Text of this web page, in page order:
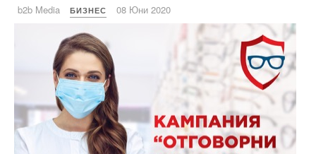
b2b Media БИЗНЕС 08 Юни 2020